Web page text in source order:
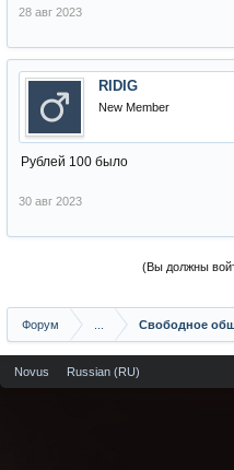
28 авг 2023
RIDIG
New Member
Рублей 100 было
30 авг 2023
(Вы должны
Форум Свободное
Novus Russian (RU)